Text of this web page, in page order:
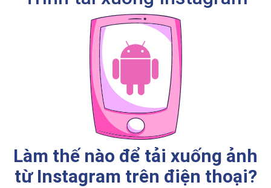
Làm thế nào để tải xuống ảnh
từ Instagram trên điện thoại?